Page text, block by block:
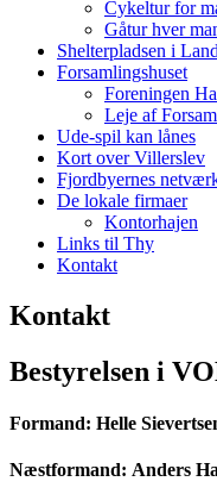
Cykeltur for
Gåtur hver
Shelterpladsen i
Forsamlingshuset
Foreningen
Leje af
Ude-spil kan lånes
Kort over Villerslev
Fjordbyernes
De lokale firmaer
Kontorhajen
Links til Thy
Kontakt
Kontakt
Bestyrelsen i
Formand: Helle
Næstformand: Anders